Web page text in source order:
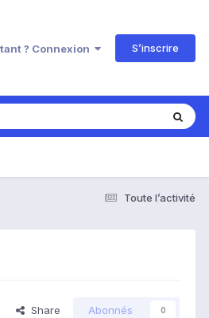
? Connexion S’inscrire
Toute l’activité
Share Abonnés 0